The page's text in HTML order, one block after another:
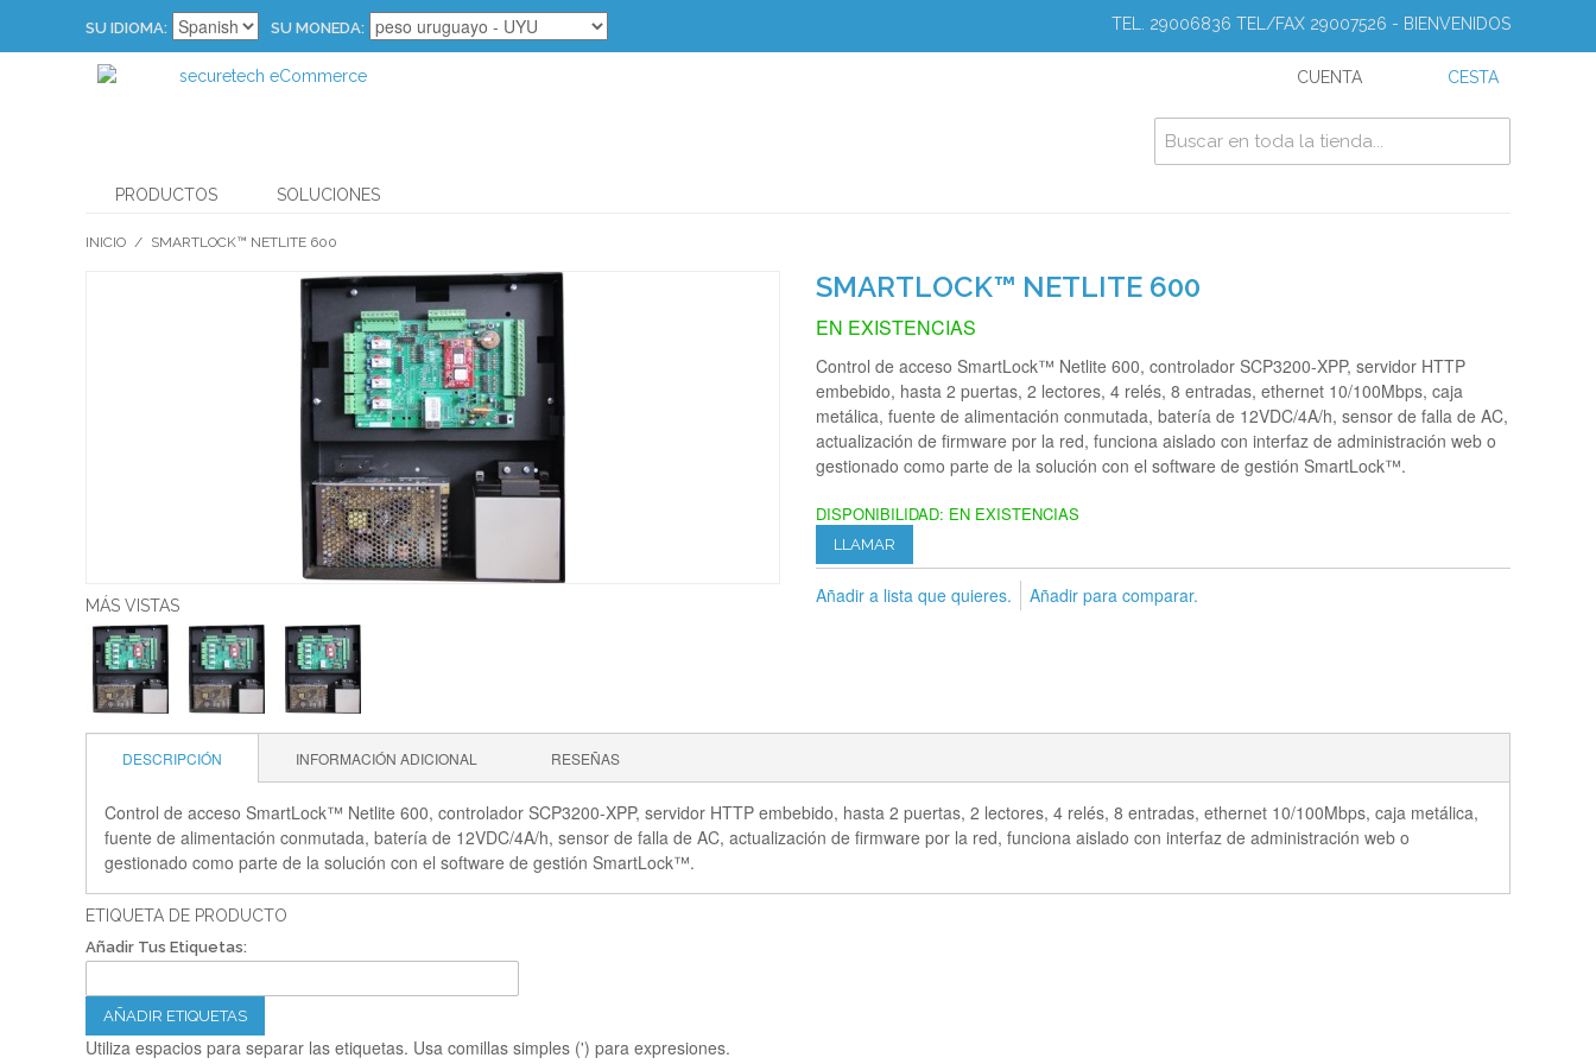
SU IDIOMA: SU MONEDA: TEL. 29006836 TEL/FAX 29007526 - BIENVENIDOS
CUENTA CESTA
PRODUCTOS SOLUCIONES
INICIO / SMARTLOCK™ NETLITE 600
MÁS VISTAS
SMARTLOCK™ NETLITE 600
EN EXISTENCIAS
Control de acceso SmartLock™ Netlite 600, controlador SCP3200-XPP, servidor HTTP
embebido, hasta 2 puertas, 2 lectores, 4 relés, 8 entradas, ethernet 10/100Mbps, caja
metálica, fuente de alimentación conmutada, batería de 12VDC/4A/h, sensor de falla de AC,
actualización de firmware por la red, funciona aislado con interfaz de administración web o
gestionado como parte de la solución con el software de gestión SmartLock™.
DISPONIBILIDAD: EN EXISTENCIAS
LLAMAR
Añadir a lista que quieres. Añadir para comparar.
DESCRIPCIÓN INFORMACIÓN ADICIONAL RESEÑAS
Control de acceso SmartLock™ Netlite 600, controlador SCP3200-XPP, servidor HTTP embebido, hasta 2 puertas, 2 lectores, 4 relés, 8 entradas, ethernet 10/100Mbps, caja metálica,
fuente de alimentación conmutada, batería de 12VDC/4A/h, sensor de falla de AC, actualización de firmware por la red, funciona aislado con interfaz de administración web o
gestionado como parte de la solución con el software de gestión SmartLock™.
ETIQUETA DE PRODUCTO
Añadir Tus Etiquetas:
AÑADIR ETIQUETAS
Utiliza espacios para separar las etiquetas. Usa comillas simples (') para expresiones.